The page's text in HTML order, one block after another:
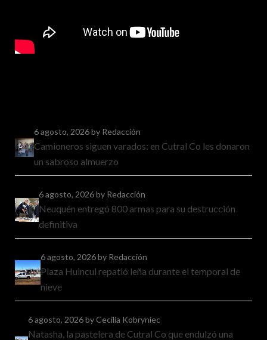
6 agosto, 2026by Redacción
Camioneros siguen varados: en Cutral Co les donaron
un sabroso almuerzo
6 agosto, 2026by Redacción
Neuquén entregó 800 armas para su destrucción
definitiva
6 agosto, 2026by Redacción
Plaza Huincul repatió leña durante el temporal de
nieve
6 agosto, 2026by Cecilia Kobryniec
Natasha, la pastelera de Cutral Co que endulzó una